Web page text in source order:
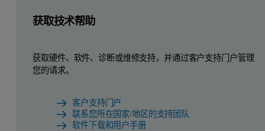
获取技术帮助
获取硬件、软件、诊断或维修支持，并通过客户支持门户管理
您的请求。
客户支持门户
联系您所在国家/地区的支持团队
软件下载和用户手册